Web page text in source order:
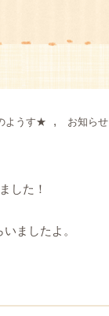
ようす★ , お知らせ
した！
ましたよ。